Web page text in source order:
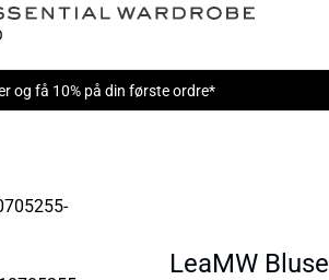
og få 10% på din første ordre*
LeaMW Bluse